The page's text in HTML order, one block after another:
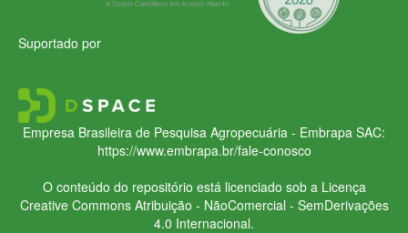
Suportado por
Empresa Brasileira de Pesquisa Agropecuária - Embrapa SAC:
https://www.embrapa.br/fale-conosco
O conteúdo do repositório está licenciado sob a Licença
Creative CommonsAtribuição - NãoComercial - SemDerivações
4.0 Internacional.